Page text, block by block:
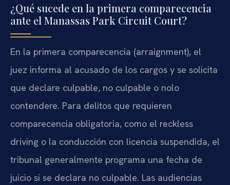
¿Qué sucede en la primera comparecencia
ante el Manassas Park Circuit Court?
En la primera comparecencia (arraignment), el
juez informa al acusado de los cargos y se solicita
que declare culpable, no culpable o nolo
contendere. Para delitos que requieren
comparecencia obligatoria, como el reckless
driving o la conducción con licencia suspendida, el
tribunal generalmente programa una fecha de
juicio si se declara no culpable. Las audiencias